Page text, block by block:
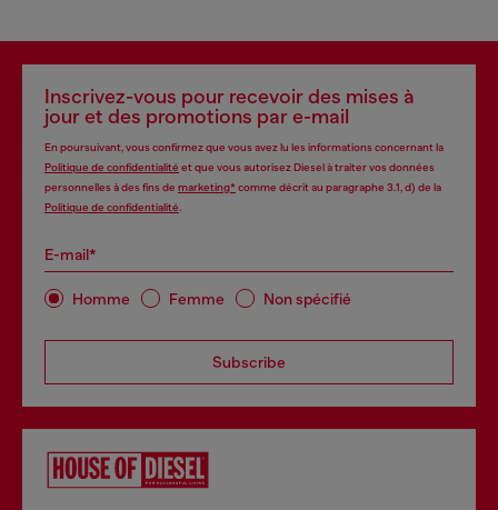
Inscrivez-vous pour recevoir des mises à
jour et des promotions par e-mail
En poursuivant, vous confirmez que vous avez lu les informations concernant la
Politique de confidentialité et que vous autorisez Diesel à traiter vos données
personnelles à des fins de marketing*comme décrit au paragraphe 3.1, d) de la
Politique de confidentialité
E-mail*
Homme Femme Non spécifié
Subscribe